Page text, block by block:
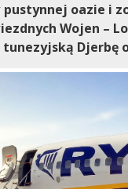
pustynnej oazie i
Wojen –
Djerbę